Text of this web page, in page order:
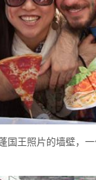
王照片的墙壁，一